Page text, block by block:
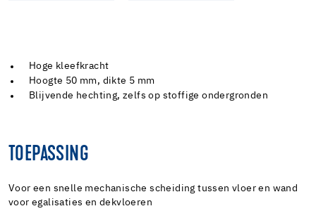
Hoge kleefkracht
Hoogte 50 mm, dikte 5 mm
Blijvende hechting, zelfs op stoffige ondergronden
TOEPASSING
Voor een snelle mechanische scheiding tussen vloer en wand
voor egalisaties en dekvloeren